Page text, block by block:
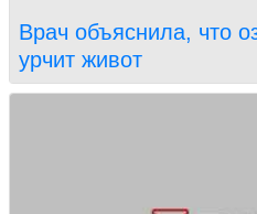
Врач объяснила, что
урчит живот